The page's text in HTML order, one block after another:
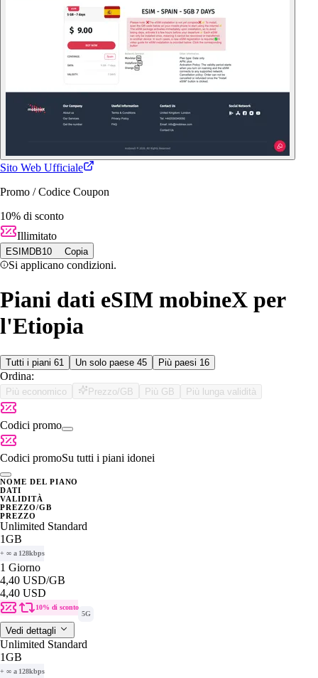
Sito Web Ufficiale
Promo / Codice Coupon
10% di sconto
Illimitato
ESIMDB10 Copia
Si applicano condizioni.
Piani dati eSIM mobineX per
l'Etiopia
Tutti i piani 61 Un solo paese 45 Più paesi 16
Ordina:
Più economico Prezzo/GB Più GB Più lunga validità
Codici promo
Codici promoSu tutti i piani idonei
NOME DEL PIANO
DATI
VALIDITÀ
PREZZO/GB
PREZZO
Unlimited Standard
1GB
+ ∞ a 128kbps
1 Giorno
4,40 USD/GB
4,40 USD
10% di sconto
5G
Vedi dettagli
Unlimited Standard
1GB
+ ∞ a 128kbps